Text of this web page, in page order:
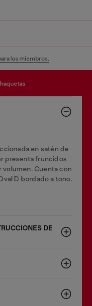
los miembros.
chaquetas
en satén de
presenta fruncidos
volumen. Cuenta con
D bordado a tono.
DE